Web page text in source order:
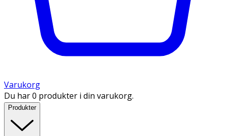
Varukorg
Du har 0 produkter i din varukorg.
Produkter